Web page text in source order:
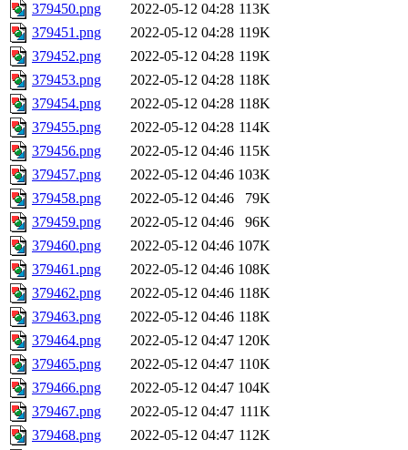
379450.png
2022-05-12 04:28 113K
379451.png
2022-05-12 04:28 119K
379452.png
2022-05-12 04:28 119K
379453.png
2022-05-12 04:28 118K
379454.png
2022-05-12 04:28 118K
379455.png
2022-05-12 04:28 114K
379456.png
2022-05-12 04:46 115K
379457.png
2022-05-12 04:46 103K
379458.png
2022-05-12 04:46
79K
379459.png
2022-05-12 04:46
96K
379460.png
2022-05-12 04:46 107K
379461.png
2022-05-12 04:46 108K
379462.png
2022-05-12 04:46 118K
379463.png
2022-05-12 04:46 118K
379464.png
2022-05-12 04:47 120K
379465.png
2022-05-12 04:47 110K
379466.png
2022-05-12 04:47 104K
379467.png
2022-05-12 04:47 111K
379468.png
2022-05-12 04:47 112K